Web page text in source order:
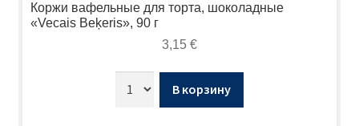
Коржи вафельные для торта, шоколадные
«Vecais Beķeris», 90 г
3,15 €
В корзину